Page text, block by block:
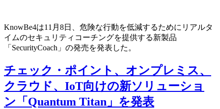
KnowBe4は11月8日、危険な行動を低減するためにリアルタ
イムのセキュリティコーチングを提供する新製品
「SecurityCoach」の発売を発表した。
チェック・ポイント、オンプレミス、
クラウド、IoT向けの新ソリューショ
ン「Quantum Titan」を発表